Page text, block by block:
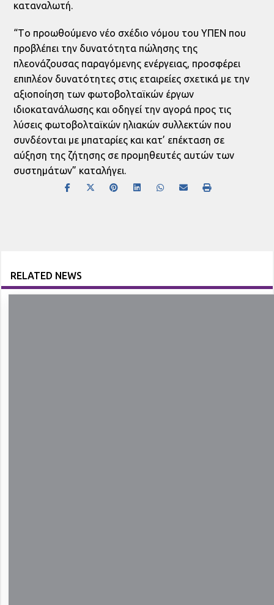
καταναλωτή.
“Tο προωθούμενο νέο σχέδιο νόμου του ΥΠΕΝ που
προβλέπει την δυνατότητα πώλησης της
πλεονάζουσας παραγόμενης ενέργειας, προσφέρει
επιπλέον δυνατότητες στις εταιρείες σχετικά με την
αξιοποίηση των φωτοβολταϊκών έργων
ιδιοκατανάλωσης και οδηγεί την αγορά προς τις
λύσεις φωτοβολταϊκών ηλιακών συλλεκτών που
συνδέονται με μπαταρίες και κατ’ επέκταση σε
αύξηση της ζήτησης σε προμηθευτές αυτών των
συστημάτων” καταλήγει.
RELATED NEWS